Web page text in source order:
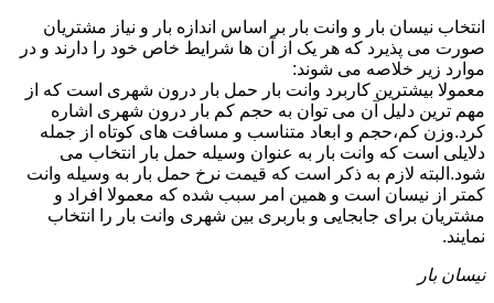
انتخاب نیسان بار و وانت بار بر اساس اندازه بار و نیاز مشتریان
صورت می پذیرد که هر یک از آن ها شرایط خاص خود را دارند و در
موارد زیر خلاصه می شوند:
معمولا بیشترین کاربرد وانت بار حمل بار درون شهری است که از
مهم ترین دلیل آن می توان به حجم کم بار درون شهری اشاره
کرد.وزن کم،حجم و ابعاد متناسب و مسافت های کوتاه از جمله
دلایلی است که وانت بار به عنوان وسیله حمل بار انتخاب می
شود.البته لازم به ذکر است که قیمت نرخ حمل بار به وسیله وانت
کمتر از نیسان است و همین امر سبب شده که معمولا افراد و
مشتریان برای جابجایی و باربری بین شهری وانت بار را انتخاب
نمایند.
نیسان بار